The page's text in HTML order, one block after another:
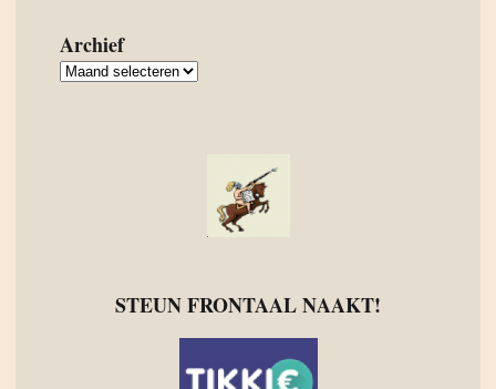
Archief
Archief
STEUN FRONTAAL NAAKT!